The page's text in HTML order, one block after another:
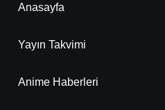
Anasayfa
Yayın Takvimi
Anime Haberleri